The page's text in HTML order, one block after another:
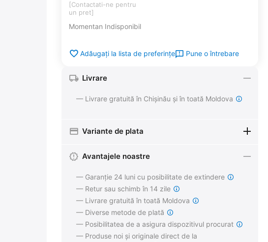
[Contactati-ne pentru
un pret]
Momentan Indisponibil
Adăugați la lista de preferințe Pune o întrebare
Livrare
— Livrare gratuită în Chișinău și în toată Moldova
Variante de plata
Avantajele noastre
— Garanție 24 luni cu posibilitate de extindere
— Retur sau schimb în 14 zile
— Livrare gratuită în toată Moldova
— Diverse metode de plată
— Posibilitatea de a asigura dispozitivul procurat
— Produse noi și originale direct de la